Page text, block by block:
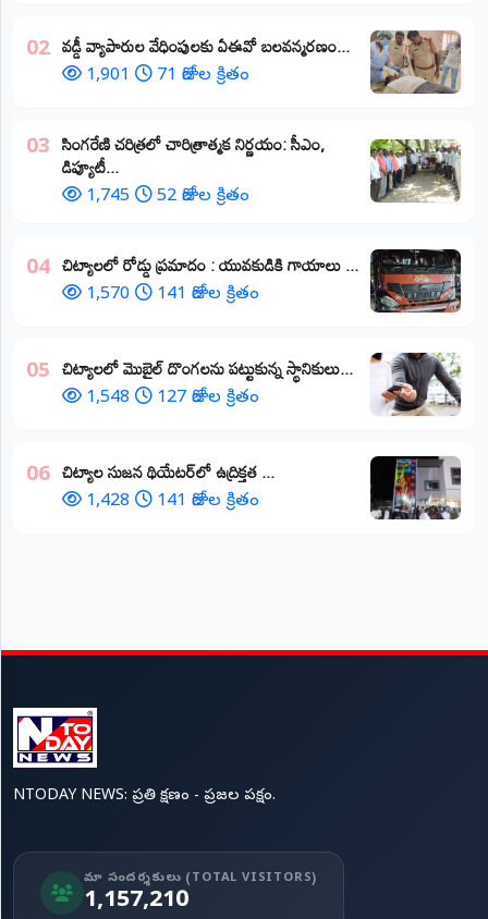
02 వడ్డీ వ్యాపారుల వేధింపులకు ఏఈవో బలవన్మరణం...
1,901 71 రోజుల క్రితం
03 ​సింగరేణి చరిత్రలో చారిత్రాత్మక నిర్ణయం: సీఎం,
డిప్యూటీ...
1,745 52 రోజుల క్రితం
04 చిట్యాలలో రోడ్డు ప్రమాదం : యువకుడికి గాయాలు ​...
1,570 141 రోజుల క్రితం
05 చిట్యాలలో మొబైల్ దొంగలను పట్టుకున్న స్థానికులు...
1,548 127 రోజుల క్రితం
06 చిట్యాల సుజన థియేటర్‌లో ఉద్రిక్తత ...
1,428 141 రోజుల క్రితం
NTODAY NEWS: ప్రతి క్షణం - ప్రజల పక్షం.
మా సందర్శకులు (TOTAL VISITORS)
1,157,210